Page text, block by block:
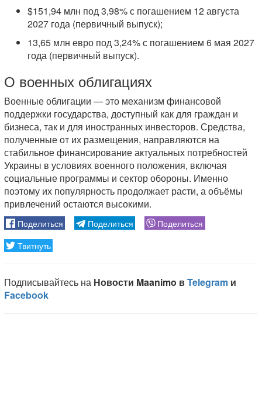
$151,94 млн под 3,98% с погашением 12 августа
2027 года (первичный выпуск);
13,65 млн евро под 3,24% с погашением 6 мая 2027
года (первичный выпуск).
О военных облигациях
Военные облигации — это механизм финансовой
поддержки государства, доступный как для граждан и
бизнеса, так и для иностранных инвесторов. Средства,
полученные от их размещения, направляются на
стабильное финансирование актуальных потребностей
Украины в условиях военного положения, включая
социальные программы и сектор обороны. Именно
поэтому их популярность продолжает расти, а объёмы
привлечений остаются высокими.